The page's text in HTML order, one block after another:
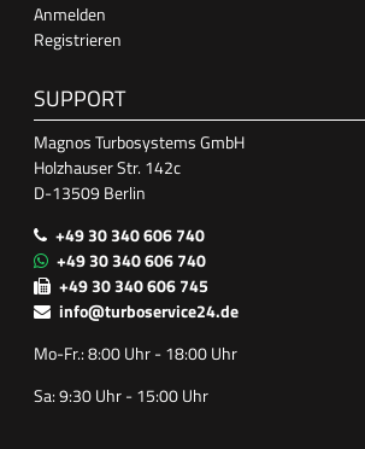
Anmelden
Registrieren
SUPPORT
Magnos Turbosystems GmbH
Holzhauser Str. 142c
D-13509 Berlin
+49 30 340 606 740
+49 30 340 606 740
+49 30 340 606 745
info@turboservice24.de
Mo-Fr.: 8:00 Uhr - 18:00 Uhr
Sa: 9:30 Uhr - 15:00 Uhr